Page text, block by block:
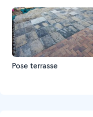
Pose terrasse